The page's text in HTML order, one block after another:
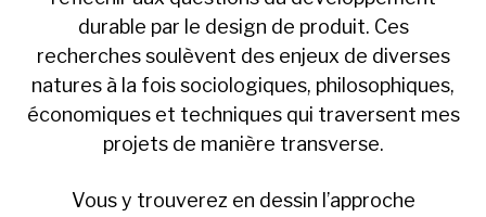
durable par le design de produit. Ces
recherches soulèvent des enjeux de diverses
natures à la fois sociologiques, philosophiques,
économiques et techniques qui traversent mes
projets de manière transverse.
Vous y trouverez en dessin l’approche